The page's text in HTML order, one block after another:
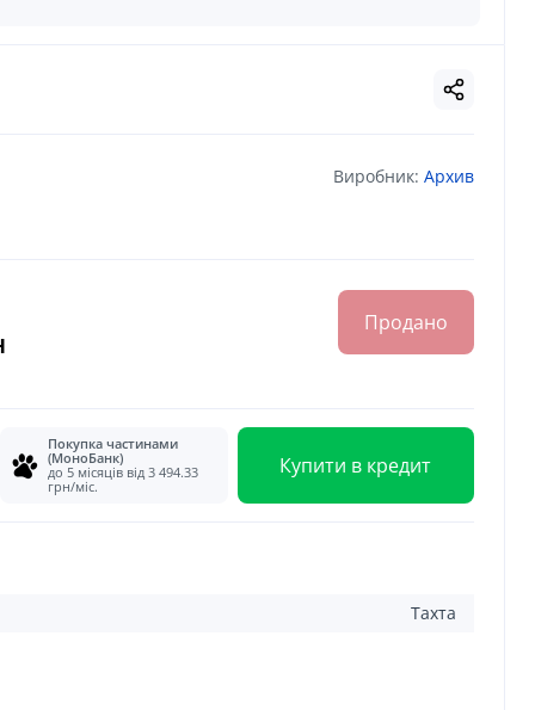
Виробник: Архив
Продано
Покупка частинами
(МоноБанк)
до 5 місяців від 3 494.33
грн/міс.
Купити в кредит
Тахта